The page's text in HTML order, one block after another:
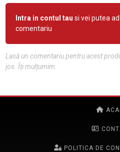
Intra in contul tau si vei putea
comentariu
Lasă un comentariu pentru acest
jos. Îți mulțumim.
POLITICA DE